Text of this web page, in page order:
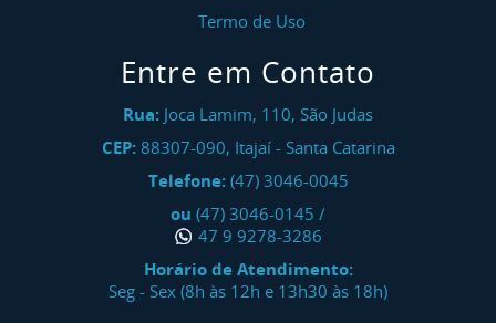
Termo de Uso
Entre em Contato
Rua: Joca Lamim, 110, São Judas
CEP: 88307-090, Itajaí- Santa Catarina
Telefone: (47) 3046-0045
ou (47) 3046-0145 /
47 9 9278-3286
Horário de Atendimento:
Seg - Sex (8h às 12h e 13h30 às 18h)